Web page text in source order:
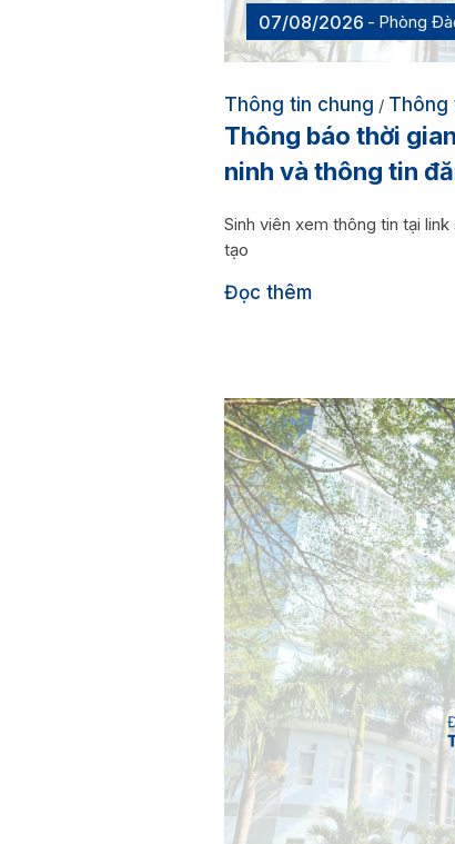
07/08/2026 Phòng
Thông tin chung / Thông
Thông báo thời
ninh và thông tin
Sinh viên xem thông tin tại
tạo
Đọc thêm